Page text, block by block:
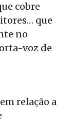
cobre
que
no
voz de
relação a